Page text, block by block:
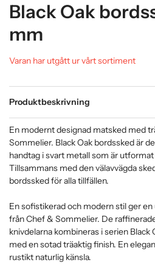
Black Oak
mm
Varan har utgått ur vårt sortiment
Produktbeskrivning
En modernt designad matsked med
Sommelier. Black Oak bordssked är
handtag i svart metall som är
Tillsammans med den välavvägda
bordssked för alla tillfällen.
En sofistikerad och modern stil ger
från Chef & Sommelier. De
knivdelarna kombineras i serien Black
med en sotad träaktig finish. En
rustikt naturlig känsla.